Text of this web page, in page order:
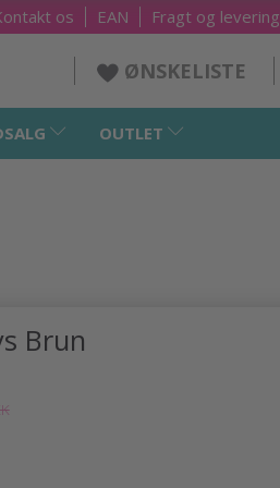
Fragt og levering
EAN
os
ØNSKELISTE
OUTLET
Brun